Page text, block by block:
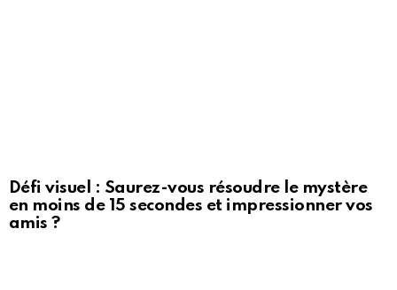
Défi visuel : Saurez-vous résoudre le mystère
en moins de 15 secondes et impressionner vos
amis ?